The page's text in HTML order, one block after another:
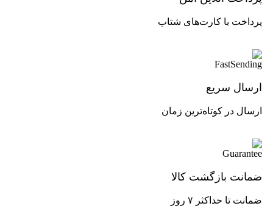
پرداخت با کارت‌های شتاب
ارسال سریع
ارسال در کوتاه‌ترین زمان
ضمانت بازگشت کالا
ضمانت تا حداکثر ۷ روز